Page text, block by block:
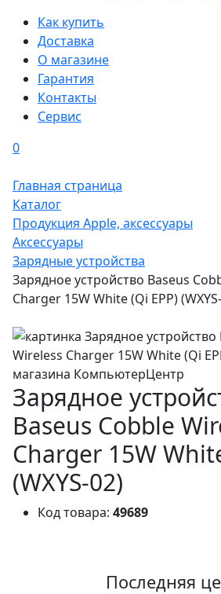
Как купить
Доставка
О магазине
Гарантия
Контакты
Сервис
0
Главная страница
Каталог
Продукция Apple, аксессуары
Аксессуары
Зарядные устройства
Зарядное устройство Baseus
Charger 15W White (Qi EPP)
Зарядное
Baseus Cobble
Charger 15W
(WXYS-02)
Код товара: 49689
Последняя